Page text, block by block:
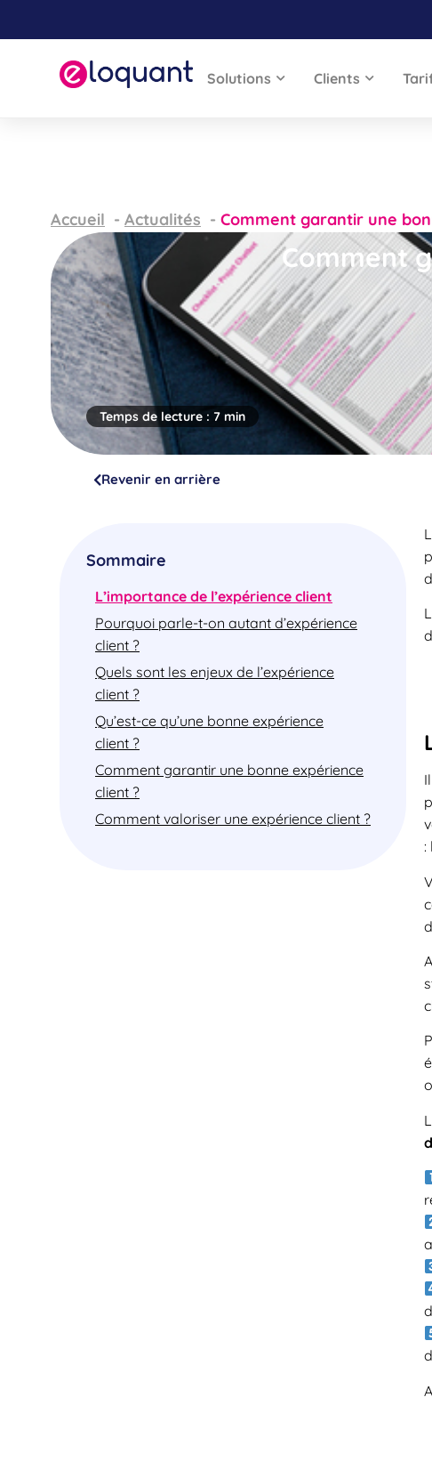
Solutions Clients
Accueil Actualités Comment garantir une
Comment
Temps de lecture : 7 min
Revenir en arrière
Sommaire
L’importance de l’expérience client
Pourquoi parle-t-on autant d’expérience
client ?
Quels sont les enjeux de l’expérience
client ?
Qu’est-ce qu’une bonne expérience
client ?
Comment garantir une bonne expérience
client ?
Comment valoriser une expérience client ?
: